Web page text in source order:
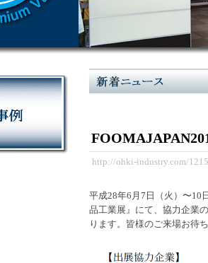
http://ohki-industry.com/1215
平成28年6月7日（火）〜10
品工業展 』にて、協力企業
ります。皆様のご来場お待